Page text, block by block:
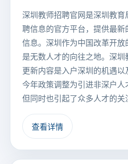
深圳教师招聘官网是深圳教育
聘信息的官方平台，提供最新
信息。深圳作为中国改革开放
是无数人才的向往之地。深
更新内容是入户深圳的机遇以
今年政策调整为引进非深户人
但同时也引起了众多人才的关
查看详情